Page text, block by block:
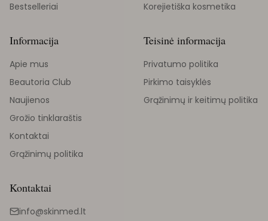
Bestselleriai
Korejietiška kosmetika
Informacija
Apie mus
Beautoria Club
Naujienos
Grožio tinklaraštis
Kontaktai
Grąžinimų politika
Teisinė informacija
Privatumo politika
Pirkimo taisyklės
Grąžinimų ir keitimų politika
Kontaktai
info@skinmed.lt